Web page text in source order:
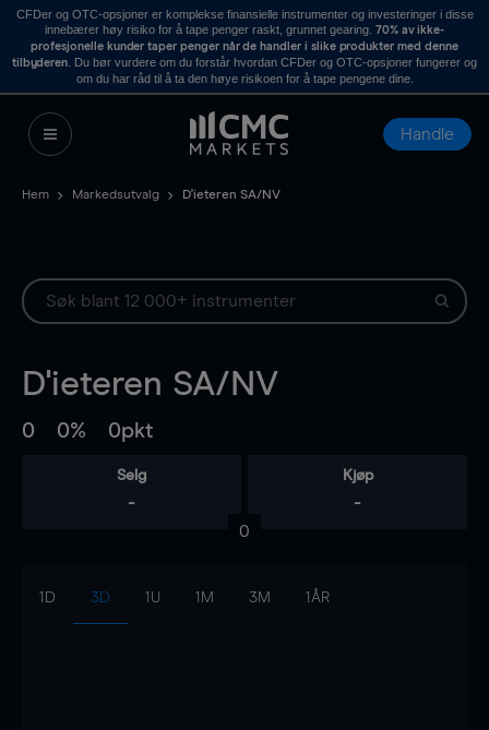
CFDer og OTC-opsjoner er komplekse finansielle instrumenter og investeringer i disse
innebærer høy risiko for å tape penger raskt, grunnet gearing. 70% av ikke-
profesjonelle kunder taper penger når de handler i slike produkter med denne
tilbyderen . Du bør vurdere om du forstår hvordan CFDer og OTC-opsjoner fungerer og
om du har råd til å ta den høye risikoen for å tape pengene dine.
Handle
Hem Markedsutvalg D'ieteren SA/NV
D'ieteren SA/NV
0 0% 0pkt
Selg
-
Kjøp
-
0
1D 3D 1U 1M 3M 1ÅR